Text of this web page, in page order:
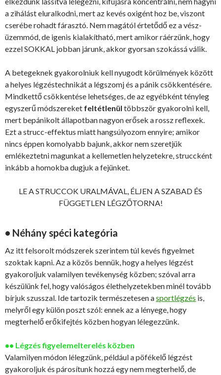
a zihálást eluralkodni, mert az kevés oxigént hoz be, viszont
cserébe rohadt fárasztó. Nem magától értetődő ez a vész-
üzemmód, de igenis kialakítható, mert amikor ráérzünk, hogy
ezzel SOKKAL jobban járunk, akkor gyorsan szokássá válik.
A betegeknek gyakorolniuk kell nyugodt körülmények között
a helyes légzéstechnikát a légszomj és a pánik csökkentésére.
Mindkettő csökkentése lehetséges, de az egyébként tényleg
egyszerű módszereket feltétlenül többször gyakorolni kell,
mert bepánikolt állapotban nagyon erősek a rossz reflexek.
Ezt a strucc-effektus miatt hangsúlyozom ennyire; amikor
nincs éppen komolyabb bajunk, akkor nem szeretjük
emlékeztetni magunkat a kellemetlen helyzetekre, struccként
inkább a homokba dugjuk a fejünket.
LE A STRUCCOK URALMÁVAL, ÉLJEN A SZABAD ÉS
FÜGGETLEN LÉGZŐTORNA!
• Néhány spéci kategória
Az itt felsorolt módszerek szerintem túl kevés figyelmet
szoktak kapni. Az a közös bennük, hogy a helyes légzést
gyakoroljuk valamilyen tevékenység közben; szóval arra
készülünk fel, hogy valóságos élethelyzetekben minél tovább
bírjuk szusszal. Ide tartozik természetesen asportlégzés is,
melyről egy külön poszt szól: ennek az a lényege, hogy
megterhelő erőkifejtés közben hogyan lélegezzünk.
•• Légzés figyelemelterelés közben
Valamilyen módon lélegzünk, például a pöfékelő légzést
gyakoroljuk és párosítunk hozzá egy nem megterhelő, de